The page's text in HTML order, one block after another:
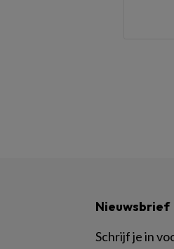
Nieuwsbrief
Schrijf je in